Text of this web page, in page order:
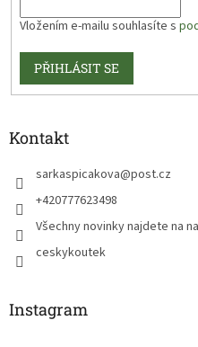
Vložením e-mailu souhlasíte s
PŘIHLÁSIT SE
Kontakt
sarkaspicakova@post.cz
+420777623498
Všechny novinky najdete na
ceskykoutek
Instagram